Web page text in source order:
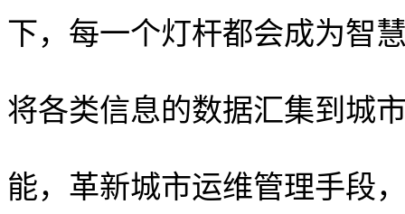
下，每一个灯杆都会成为智
将各类信息的数据汇集到城
能，革新城市运维管理手段